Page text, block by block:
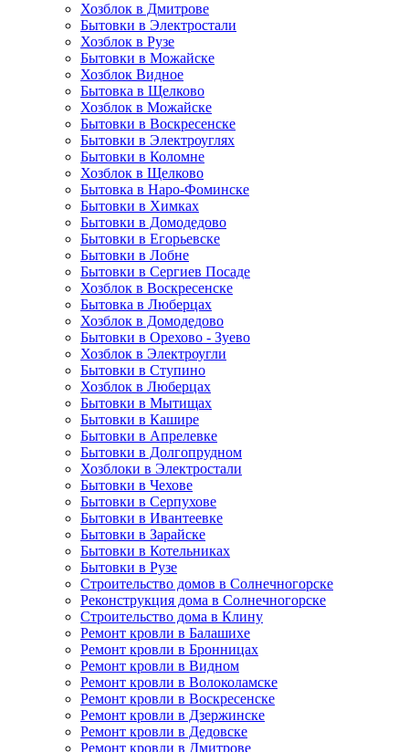
Хозблок в Дмитрове
Бытовки в Электростали
Хозблок в Рузе
Бытовки в Можайске
Хозблок Видное
Бытовкa в Щелково
Хозблок в Можайске
Бытовки в Воскресенске
Бытовки в Электроуглях
Бытовки в Коломне
Хозблок в Щелково
Бытовка в Наро-Фоминске
Бытовки в Химках
Бытовки в Домодедово
Бытовки в Егорьевске
Бытовки в Лобне
Бытовки в Сергиев Посаде
Хозблок в Воскресенске
Бытовка в Люберцах
Хозблок в Домодедово
Бытовки в Орехово - Зуево
Хозблок в Электроугли
Бытовки в Ступино
Хозблок в Люберцах
Бытовки в Мытищах
Бытовки в Кашире
Бытовки в Апрелевке
Бытовки в Долгопрудном
Хозблоки в Электростали
Бытовки в Чехове
Бытовки в Серпухове
Бытовки в Ивантеевке
Бытовки в Зарайске
Бытовки в Котельниках
Бытовки в Рузе
Строительство домов в Солнечногорске
Реконструкция дома в Солнечногорске
Строительство дома в Клину
Ремонт кровли в Балашихе
Ремонт кровли в Бронницах
Ремонт кровли в Видном
Ремонт кровли в Волоколамске
Ремонт кровли в Воскресенске
Ремонт кровли в Дзержинске
Ремонт кровли в Дедовске
Ремонт кровли в Дмитрове